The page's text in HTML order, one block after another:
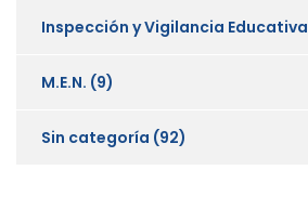
Inspección y Vigilancia Educativa
M.E.N. (9)
Sin categoría (92)